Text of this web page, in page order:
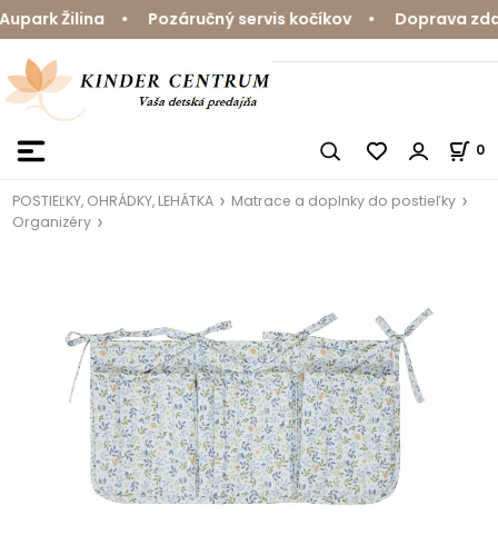
Žilina • Pozáručný servis kočíkov • Doprava
0
POSTIEĽKY, OHRÁDKY, LEHÁTKA
Matrace a doplnky do postieľky
Organizéry